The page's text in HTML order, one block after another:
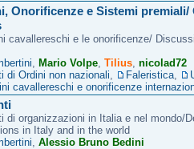
Onorificenze e Sistemi premiali/
cavallereschi e le onorificenze/
Mario Volpe Tilius nicolad72
di Ordini non nazionali Faleristica
cavallereschi e onorificenze
di organizzazioni in Italia e nel mondo/
in Italy and in the world
Alessio Bruno Bedini